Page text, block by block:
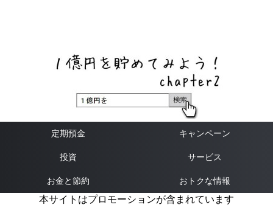
定期預金 キャンペーン
投資 サービス
お金と節約 おトクな情報
本サイトはプロモーションが含まれています